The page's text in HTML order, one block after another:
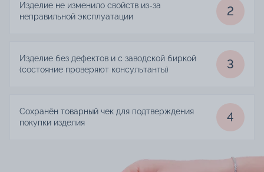
Изделие не изменило свойств из-за
неправильной эксплуатации
2
Изделие без дефектов и с заводской биркой
(состояние проверяют консультанты)
3
Сохранён товарный чек для подтверждения
покупки изделия
4